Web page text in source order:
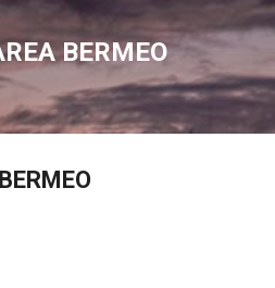
Saltatu eta joan eduki nagusira
BERMEO